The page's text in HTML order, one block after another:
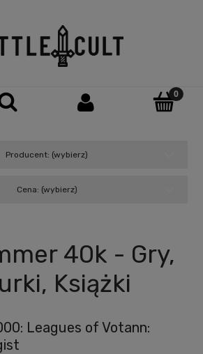
Producent: (wybierz)
Cena: (wybierz)
40k - Gry,
Książki
Leagues of Votann: